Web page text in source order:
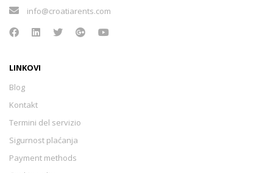
info@croatiarents.com
LINKOVI
Blog
Kontakt
Termini del servizio
Sigurnost plaćanja
Payment methods